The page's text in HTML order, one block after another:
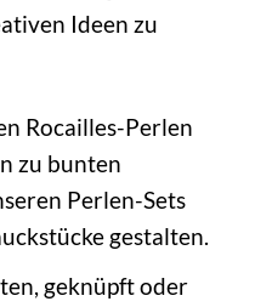
Ideen zu
Rocailles-Perlen
zu bunten
Perlen-Sets
gestalten.
geknüpft oder